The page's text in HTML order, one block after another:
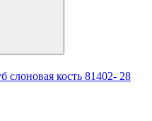
кость 81402- 28